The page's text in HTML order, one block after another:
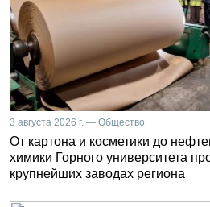
3 августа 2026 г. — Общество
От картона и косметики до
химики Горного университета
крупнейших заводах региона